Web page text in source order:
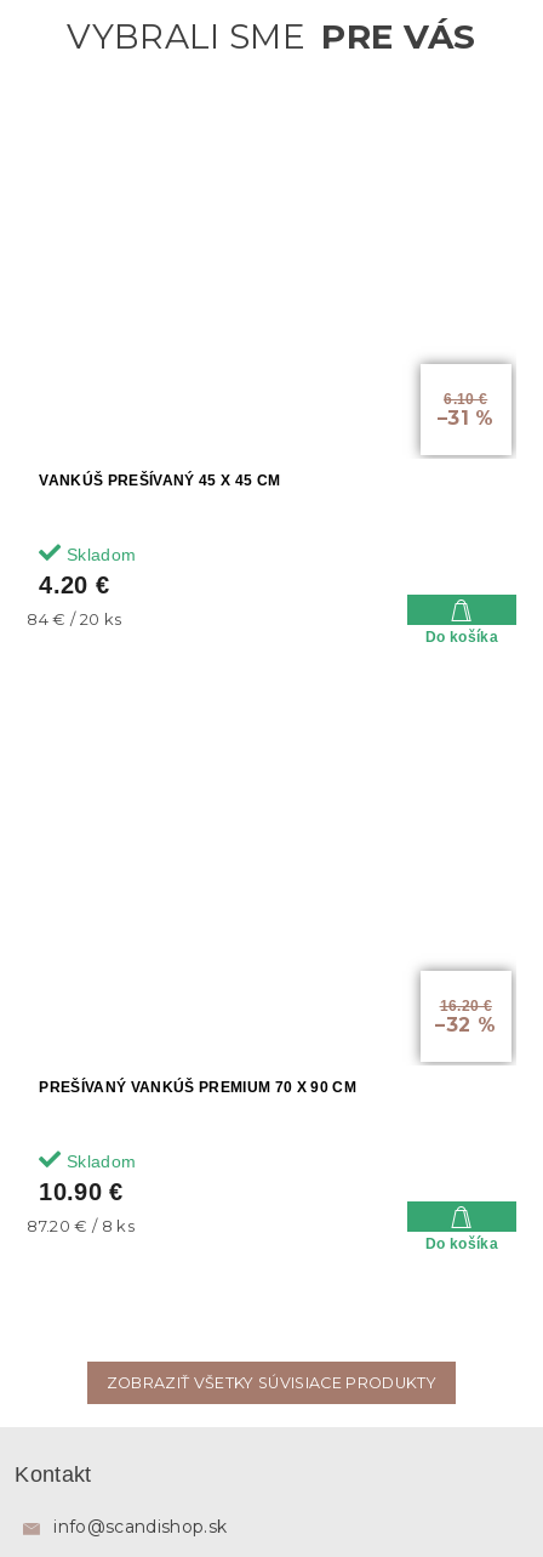
6.10 €
–31 %
VANKÚŠ PREŠÍVANÝ 45 X 45 CM
Skladom
4.20 €
Jednotková
84 € / 20 ks
Do košíka
16.20 €
–32 %
PREŠÍVANÝ VANKÚŠ PREMIUM 70 X 90 CM
Skladom
10.90 €
Jednotková
87.20 € / 8 ks
Do košíka
ZOBRAZIŤ VŠETKY SÚVISIACE PRODUKTY
Kontakt
info@scandishop.sk